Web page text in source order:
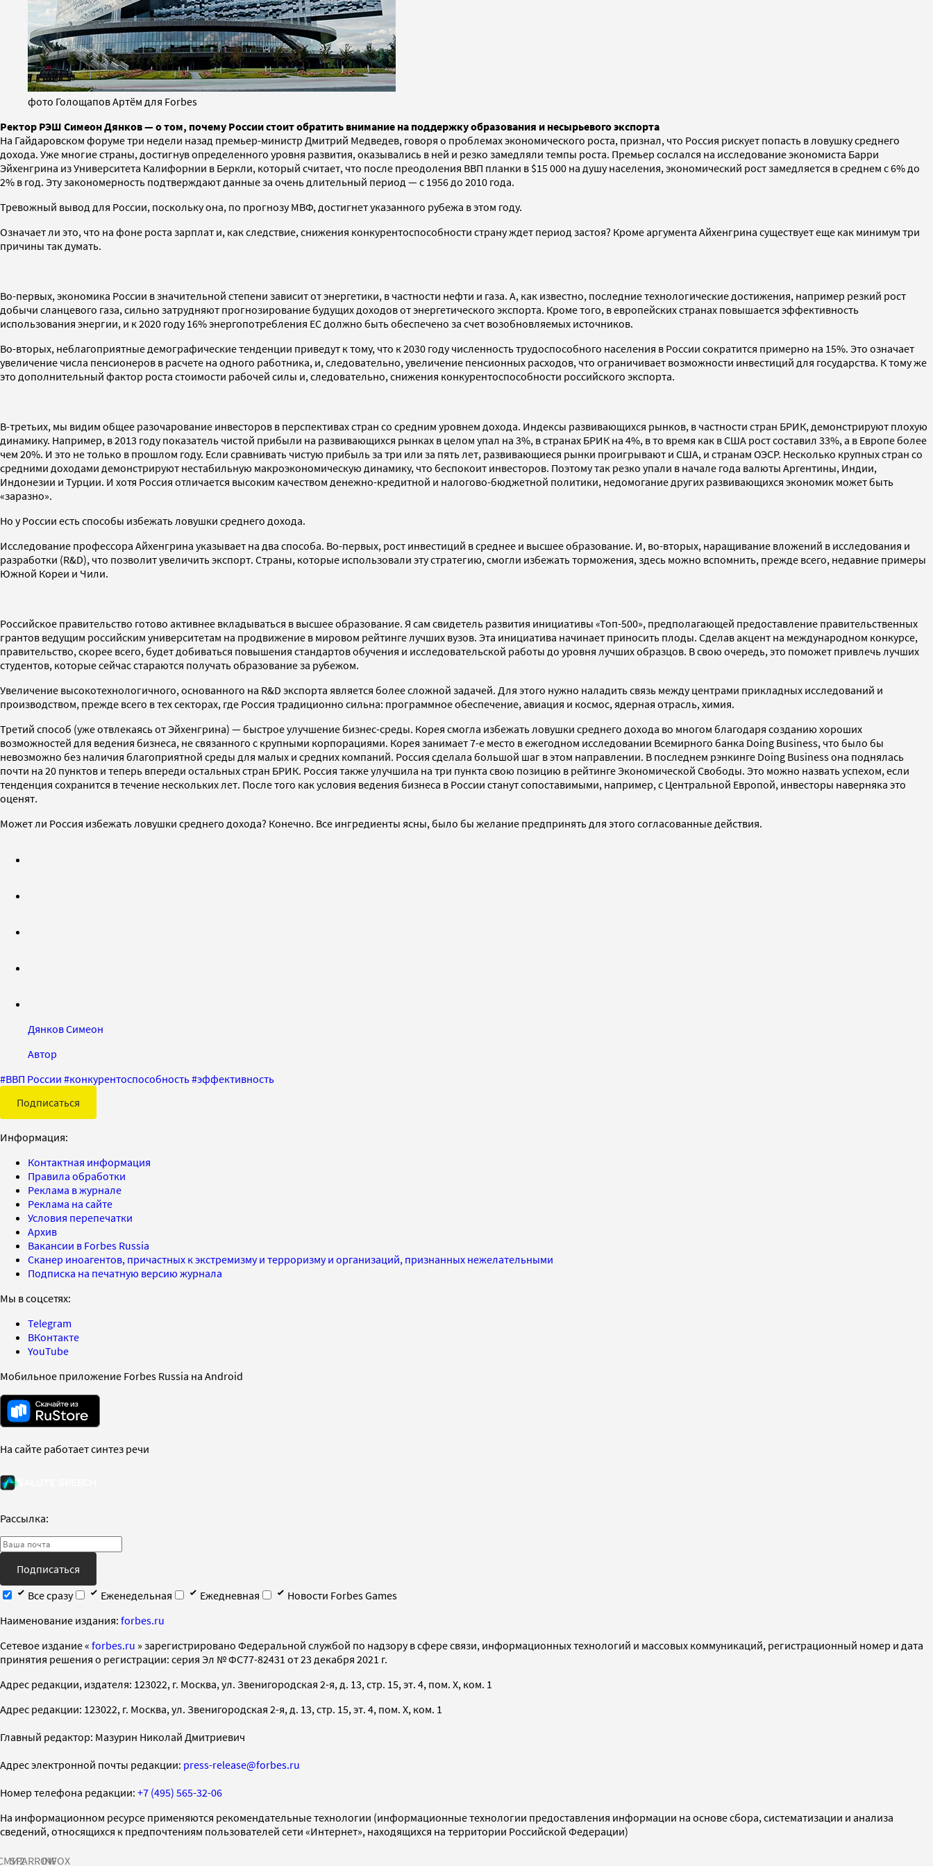
фото Голощапов Артём для Forbes
Ректор РЭШ Симеон Дянков — о том, почему России стоит обратить внимание на поддержку образования и несырьевого экспорта
На Гайдаровском форуме три недели назад премьер-министр Дмитрий Медведев, говоря о проблемах экономического роста, признал, что Россия рискует попасть в ловушку среднего
дохода. Уже многие страны, достигнув определенного уровня развития, оказывались в ней и резко замедляли темпы роста. Премьер сослался на исследование экономиста Барри
Эйхенгрина из Университета Калифорнии в Беркли, который считает, что после преодоления ВВП планки в $15 000 на душу населения, экономический рост замедляется в среднем с 6% до
2% в год. Эту закономерность подтверждают данные за очень длительный период — с 1956 до 2010 года.
Тревожный вывод для России, поскольку она, по прогнозу МВФ, достигнет указанного рубежа в этом году.
Означает ли это, что на фоне роста зарплат и, как следствие, снижения конкурентоспособности страну ждет период застоя? Кроме аргумента Айхенгрина существует еще как минимум три
причины так думать.
Во-первых, экономика России в значительной степени зависит от энергетики, в частности нефти и газа. А, как известно, последние технологические достижения, например резкий рост
добычи сланцевого газа, сильно затрудняют прогнозирование будущих доходов от энергетического экспорта. Кроме того, в европейских странах повышается эффективность
использования энергии, и к 2020 году 16% энергопотребления ЕС должно быть обеспечено за счет возобновляемых источников.
Во-вторых, неблагоприятные демографические тенденции приведут к тому, что к 2030 году численность трудоспособного населения в России сократится примерно на 15%. Это означает
увеличение числа пенсионеров в расчете на одного работника, и, следовательно, увеличение пенсионных расходов, что ограничивает возможности инвестиций для государства. К тому же
это дополнительный фактор роста стоимости рабочей силы и, следовательно, снижения конкурентоспособности российского экспорта.
В-третьих, мы видим общее разочарование инвесторов в перспективах стран со средним уровнем дохода. Индексы развивающихся рынков, в частности стран БРИК, демонстрируют плохую
динамику. Например, в 2013 году показатель чистой прибыли на развивающихся рынках в целом упал на 3%, в странах БРИК на 4%, в то время как в США рост составил 33%, а в Европе более
чем 20%. И это не только в прошлом году. Если сравнивать чистую прибыль за три или за пять лет, развивающиеся рынки проигрывают и США, и странам ОЭСР. Несколько крупных стран со
средними доходами демонстрируют нестабильную макроэкономическую динамику, что беспокоит инвесторов. Поэтому так резко упали в начале года валюты Аргентины, Индии,
Индонезии и Турции. И хотя Россия отличается высоким качеством денежно-кредитной и налогово-бюджетной политики, недомогание других развивающихся экономик может быть
«заразно».
Но у России есть способы избежать ловушки среднего дохода.
Исследование профессора Айхенгрина указывает на два способа. Во-первых, рост инвестиций в среднее и высшее образование. И, во-вторых, наращивание вложений в исследования и
разработки (R&D), что позволит увеличить экспорт. Страны, которые использовали эту стратегию, смогли избежать торможения, здесь можно вспомнить, прежде всего, недавние примеры
Южной Кореи и Чили.
Российское правительство готово активнее вкладываться в высшее образование. Я сам свидетель развития инициативы «Топ-500», предполагающей предоставление правительственных
грантов ведущим российским университетам на продвижение в мировом рейтинге лучших вузов. Эта инициатива начинает приносить плоды. Сделав акцент на международном конкурсе,
правительство, скорее всего, будет добиваться повышения стандартов обучения и исследовательской работы до уровня лучших образцов. В свою очередь, это поможет привлечь лучших
студентов, которые сейчас стараются получать образование за рубежом.
Увеличение высокотехнологичного, основанного на R&D экспорта является более сложной задачей. Для этого нужно наладить связь между центрами прикладных исследований и
производством, прежде всего в тех секторах, где Россия традиционно сильна: программное обеспечение, авиация и космос, ядерная отрасль, химия.
Третий способ (уже отвлекаясь от Эйхенгрина) — быстрое улучшение бизнес-среды. Корея смогла избежать ловушки среднего дохода во многом благодаря созданию хороших
возможностей для ведения бизнеса, не связанного с крупными корпорациями. Корея занимает 7-е место в ежегодном исследовании Всемирного банка Doing Business, что было бы
невозможно без наличия благоприятной среды для малых и средних компаний. Россия сделала большой шаг в этом направлении. В последнем рэнкинге Doing Business она поднялась
почти на 20 пунктов и теперь впереди остальных стран БРИК. Россия также улучшила на три пункта свою позицию в рейтинге Экономической Свободы. Это можно назвать успехом, если
тенденция сохранится в течение нескольких лет. После того как условия ведения бизнеса в России станут сопоставимыми, например, с Центральной Европой, инвесторы наверняка это
оценят.
Может ли Россия избежать ловушки среднего дохода? Конечно. Все ингредиенты ясны, было бы желание предпринять для этого согласованные действия.
Дянков Симеон
Автор
#ВВП России #конкурентоспособность#эффективность
Подписаться
Информация:
Контактная информация
Правила обработки
Реклама в журнале
Реклама на сайте
Условия перепечатки
Архив
Вакансии в Forbes Russia
Сканер иноагентов, причастных к экстремизму и терроризму и организаций, признанных нежелательными
Подписка на печатную версию журнала
Мы в соцсетях:
Telegram
ВКонтакте
YouTube
Мобильное приложение Forbes Russia на Android
На сайте работает синтез речи
Рассылка:
Подписаться
Все сразу
Еженедельная Ежедневная
Новости Forbes Games
Наименование издания: forbes.ru
Cетевое издание « forbes.ru » зарегистрировано Федеральной службой по надзору в сфере связи, информационных технологий и массовых коммуникаций, регистрационный номер и дата
принятия решения о регистрации: серия Эл № ФС77-82431 от 23 декабря 2021 г.
Адрес редакции, издателя: 123022, г. Москва, ул. Звенигородская 2-я, д. 13, стр. 15, эт. 4, пом. X, ком. 1
Адрес редакции: 123022, г. Москва, ул. Звенигородская 2-я, д. 13, стр. 15, эт. 4, пом. X, ком. 1
Главный редактор: Мазурин Николай Дмитриевич
Адрес электронной почты редакции: press-release@forbes.ru
Номер телефона редакции: +7 (495) 565-32-06
На информационном ресурсе применяются рекомендательные технологии (информационные технологии предоставления информации на основе сбора, систематизации и анализа
сведений, относящихся к предпочтениям пользователей сети «Интернет», находящихся на территории Российской Федерации)
SPARROWINFOX